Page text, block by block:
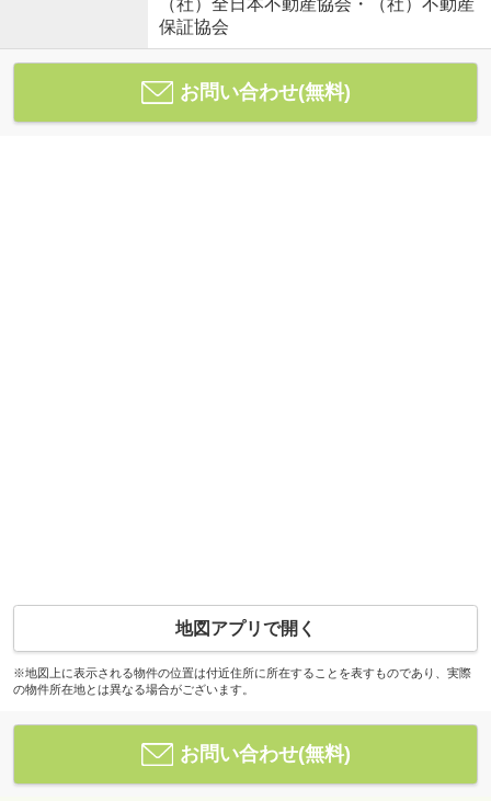
（社）全日本不動産協会・（社）不動産
保証協会
お問い合わせ(無料)
地図アプリで開く
※地図上に表示される物件の位置は付近住所に所在することを表すものであり、実際
の物件所在地とは異なる場合がございます。
お問い合わせ(無料)